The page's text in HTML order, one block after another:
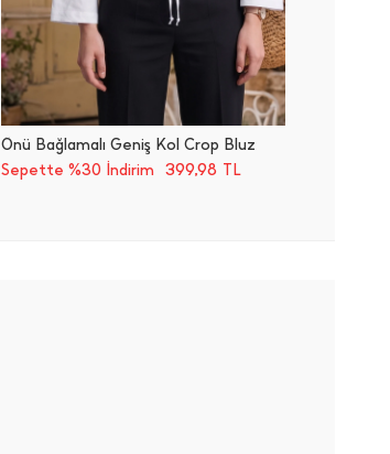
Önü Bağlamalı Geniş Kol Crop Bluz
Sepette %30 İndirim
399,98 TL